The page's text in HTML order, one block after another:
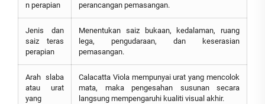
n perapian
perancangan pemasangan.
Jenis dan
saiz teras
perapian
Menentukan saiz bukaan, kedalaman, ruang
lega, pengudaraan, dan keserasian
pemasangan.
Arah slaba
atau urat
yang
Calacatta Viola mempunyai urat yang mencolok
mata, maka pengesahan susunan secara
langsung mempengaruhi kualiti visual akhir.